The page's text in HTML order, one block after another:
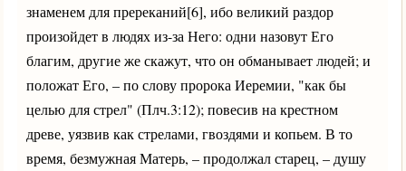
знаменем для пререканий[6], ибо великий раздор
произойдет в людях из-за Него: одни назовут Его
благим, другие же скажут, что он обманывает людей; и
положат Его, – по слову пророка Иеремии, "как бы
целью для стрел" (Плч.3:12); повесив на крестном
древе, уязвив как стрелами, гвоздями и копьем. В то
время, безмужная Матерь, – продолжал старец, – душу